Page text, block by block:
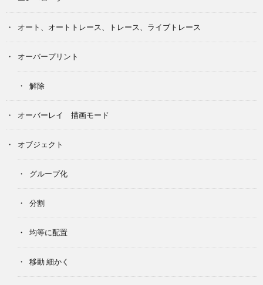
オート、オートトレース、トレース、ライブトレース
オーバープリント
解除
オーバーレイ 描画モード
オブジェクト
グループ化
分割
均等に配置
移動 細かく